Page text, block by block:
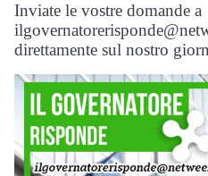
Inviate le vostre domande a
direttamente sul nostro